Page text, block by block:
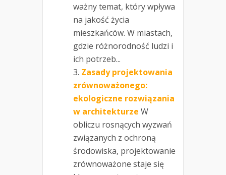
ważny temat, który wpływa
na jakość życia
mieszkańców. W miastach,
gdzie różnorodność ludzi i
ich potrzeb...
Zasady projektowania
zrównoważonego:
ekologiczne rozwiązania
w architekturze W
obliczu rosnących wyzwań
związanych z ochroną
środowiska, projektowanie
zrównoważone staje się